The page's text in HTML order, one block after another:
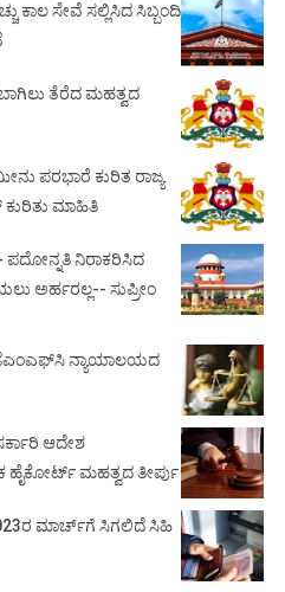
ಕಾಲ ಸೇವೆ ಸಲ್ಲಿಸಿದ ಸಿಬ್ಬಂದಿ
ತೆರೆದ ಮಹತ್ವದ
ಪರಭಾರೆ ಕುರಿತ ರಾಜ್ಯ
ಮಾಹಿತಿ
ಪದೋನ್ನತಿ ನಿರಾಕರಿಸಿದ
ಅರ್ಹರಲ್ಲ-- ಸುಪ್ರೀಂ
ನ್ಯಾಯಾಲಯದ
ಆದೇಶ
ಹೈಕೋರ್ಟ್ ಮಹತ್ವದ ತೀರ್ಪು
ಮಾರ್ಚ್‌ಗೆ ಸಿಗಲಿದೆ ಸಿಹಿ